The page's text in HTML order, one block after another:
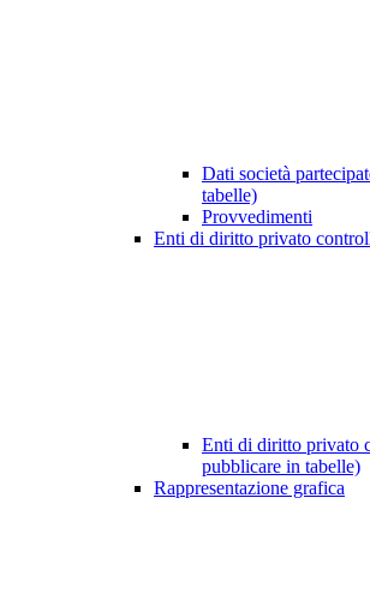
Dati società
tabelle)
Provvedimenti
Enti di diritto privato
Enti di diritto privato
pubblicare in tabelle)
Rappresentazione grafica